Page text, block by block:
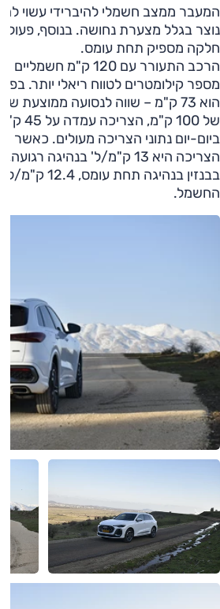
המעבר ממצב חשמלי להיברידי עשוי
נוצר בגלל מצערת נחושה. בנוסף,
חלקה מספיק תחת עומס.
הרכב התעורר עם 120 ק"מ
מספר קילומטרים לטווח ריאלי יותר.
הוא 73 ק"מ – שווה לנסועה ממוצעת
של 100
ביום-יום נתוני הצריכה מעולים. כאשר
בבנזין
החשמל.